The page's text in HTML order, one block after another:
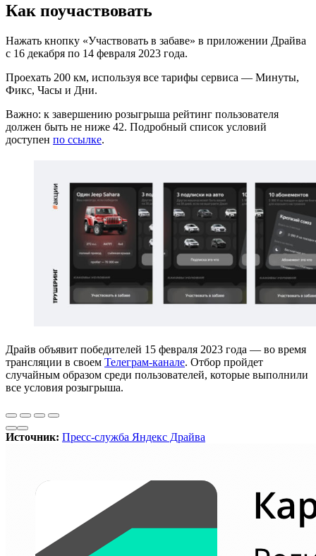
Как поучаствовать
Нажать кнопку «Участвовать в забаве» в приложении Драйва
с 16 декабря по 14 февраля 2023 года.
Проехать 200 км, используя все тарифы сервиса — Минуты,
Фикс, Часы и Дни.
Важно: к завершению розыгрыша рейтинг пользователя
должен быть не ниже 42. Подробный список условий
доступен по ссылке.
Драйв объявит победителей 15 февраля 2023 года — во время
трансляции в своем Телеграм-канале. Отбор пройдет
случайным образом среди пользователей, которые выполнили
все условия розыгрыша.
Источник: Пресс-служба Яндекс Драйва